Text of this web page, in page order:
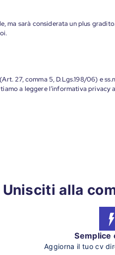
ma sarà considerata un plus
27, comma 5, D.Lgs.198/06) e
a leggere l’informativa privacy
Unisciti alla
Semplice
Aggiorna il tuo cv